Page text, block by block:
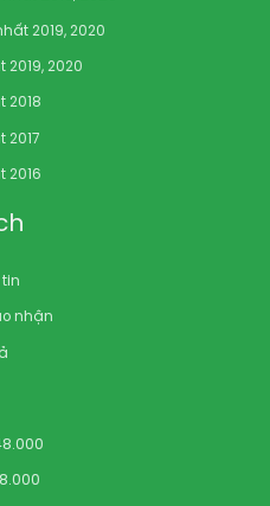
2019, 2020
2020
2018
2017
2016
nhận